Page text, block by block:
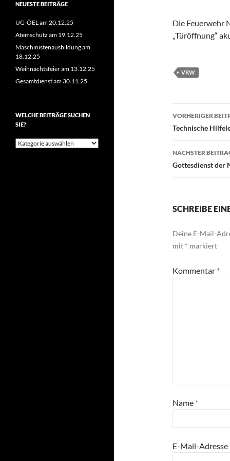
Die Feuerwehr
„Türöffnung“
VRW
VORHERIGER
Technische
NÄCHSTER
Gottesdienst der
SCHREIBE
Deine E-Mail-
mit * markiert
Kommentar *
Name *
E-Mail-Adresse
NEUESTE BEITRÄGE
UG-ÖEL am 20.12.25
Atemschutz am 19.12.25
Maschinistenausbildung am
18.12.25
Weihnachtsfeier am 13.12.25
Gesamtdienst am 30.11.25
WELCHE BEITRÄGE SUCHEN
SIE?
Welche